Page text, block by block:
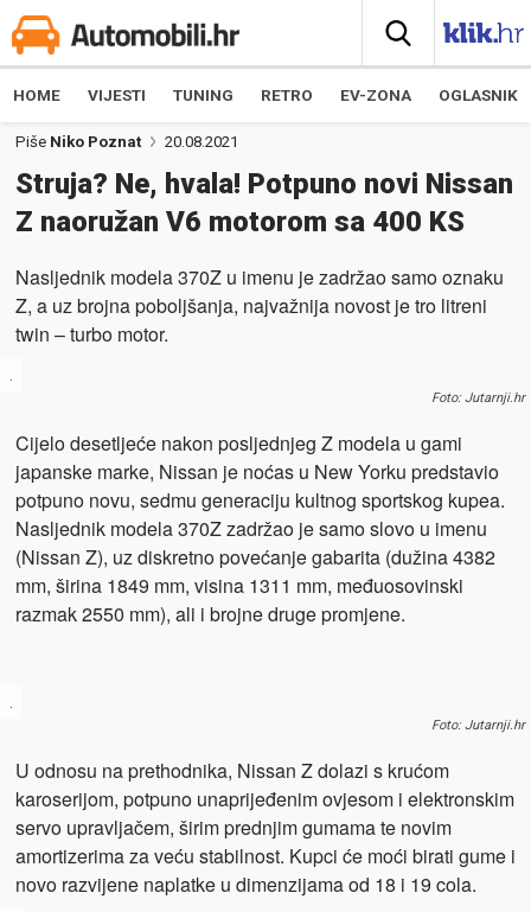
HOME VIJESTI TUNING RETRO EV-ZONA OGLASNIK
Piše Niko Poznat 20.08.2021
Struja? Ne, hvala! Potpuno novi Nissan
Z naoružan V6 motorom sa 400 KS
Nasljednik modela 370Z u imenu je zadržao samo oznaku
Z, a uz brojna poboljšanja, najvažnija novost je tro litreni
twin – turbo motor.
.
Foto: Jutarnji.hr
Cijelo desetljeće nakon posljednjeg Z modela u gami
japanske marke, Nissan je noćas u New Yorku predstavio
potpuno novu, sedmu generaciju kultnog sportskog kupea.
Nasljednik modela 370Z zadržao je samo slovo u imenu
(Nissan Z), uz diskretno povećanje gabarita (dužina 4382
mm, širina 1849 mm, visina 1311 mm, međuosovinski
razmak 2550 mm), ali i brojne druge promjene.
.
Foto: Jutarnji.hr
U odnosu na prethodnika, Nissan Z dolazi s krućom
karoserijom, potpuno unaprijeđenim ovjesom i elektronskim
servo upravljačem, širim prednjim gumama te novim
amortizerima za veću stabilnost. Kupci će moći birati gume i
novo razvijene naplatke u dimenzijama od 18 i 19 cola.